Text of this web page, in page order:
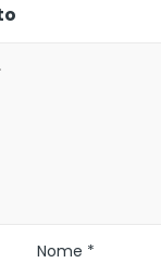
Nome *